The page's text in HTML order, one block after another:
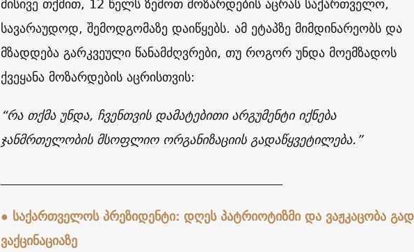
სავარაუდოდ, შემოდგომაზე დაიწყებს. ამ ეტაპზე მიმდინარეობს და
მზადდება გარკვეული წანამძღვრები, თუ როგორ უნდა მოემზადოს
ქვეყანა მოზარდების აცრისთვის:
“რა თქმა უნდა, ჩვენთვის დამატებითი არგუმენტი იქნება
ჯანმრთელობის მსოფლიო ორგანიზაციის გადაწყვეტილება.”
● საქართველოს პრეზიდენტი: დღეს პატრიოტიზმი და ვაჟკაცობა
ვაქცინაციაზე